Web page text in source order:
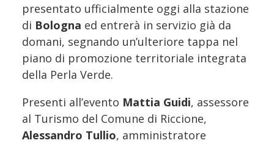
presentato ufficialmente oggi alla stazione
di Bologna ed entrerà in servizio già da
domani, segnando un’ulteriore tappa nel
piano di promozione territoriale integrata
della Perla Verde.
Presenti all’evento Mattia Guidi, assessore
al Turismo del Comune di Riccione,
Alessandro Tullio, amministratore